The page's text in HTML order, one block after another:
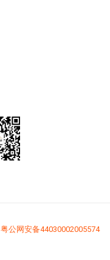
粤公网安备44030002005574